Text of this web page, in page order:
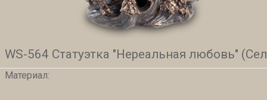
WS-564 Статуэтка "Нереальная любовь"
Материал: